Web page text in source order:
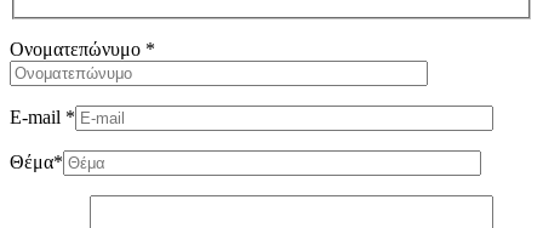
Ονοματεπώνυμο *
E-mail *
Θέμα*